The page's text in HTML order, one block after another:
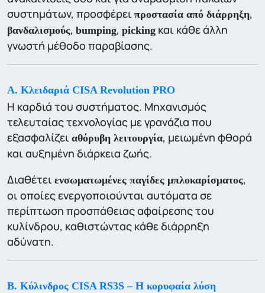
συστημάτων, προσφέρει προστασία από διάρρηξη,
βανδαλισμούς, bumping, picking και κάθε άλλη
γνωστή μέθοδο παραβίασης.
A. Κλειδαριά CISA Revolution PRO
Η καρδιά του συστήματος. Μηχανισμός
τελευταίας τεχνολογίας με γρανάζια που
εξασφαλίζει αθόρυβη λειτουργία, μειωμένη φθορά
και αυξημένη διάρκεια ζωής.
Διαθέτει ενσωματωμένες παγίδες μπλοκαρίσματος,
οι οποίες ενεργοποιούνται αυτόματα σε
περίπτωση προσπάθειας αφαίρεσης του
κυλίνδρου, καθιστώντας κάθε διάρρηξη
αδύνατη.
B. Κύλινδρος CISA RS3S – Η κορυφαία λύση